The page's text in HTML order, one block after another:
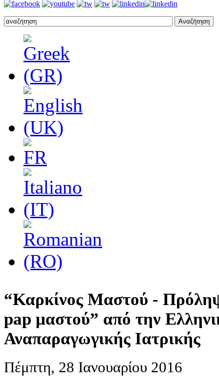
“Καρκίνος Μαστού -
pap μαστού” από την
Αναπαραγωγικής Ιατρικής
Πέμπτη, 28 Ιανουαρίου 2016